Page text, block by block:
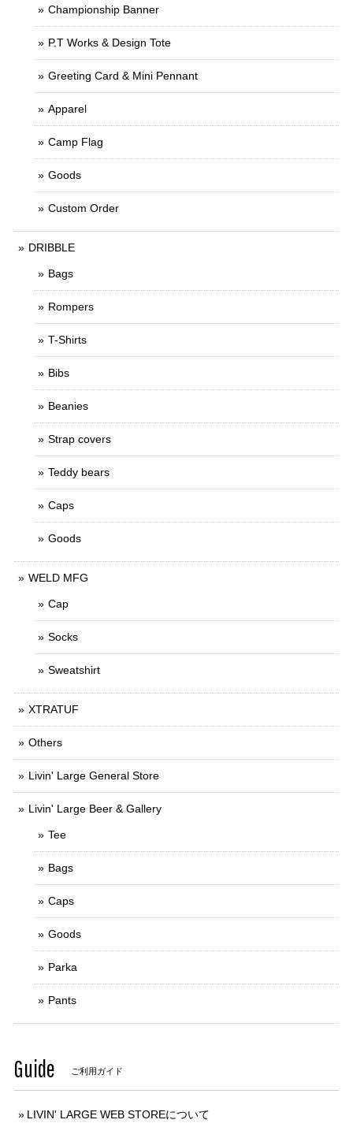
Championship Banner
P.T Works & Design Tote
Greeting Card & Mini Pennant
Apparel
Camp Flag
Goods
Custom Order
DRIBBLE
Bags
Rompers
T-Shirts
Bibs
Beanies
Strap covers
Teddy bears
Caps
Goods
WELD MFG
Cap
Socks
Sweatshirt
XTRATUF
Others
Livin' Large General Store
Livin' Large Beer & Gallery
Tee
Bags
Caps
Goods
Parka
Pants
Guide ご利用ガイド
LIVIN' LARGE WEB STOREについて